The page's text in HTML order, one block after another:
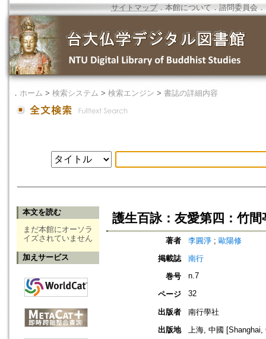
サイトマップ．本館について ． 諮問委員会 ．
． ホーム > 検索システム > 検索エンジン > 書誌の詳細内容
本文を読む
まだ本館にオーソラ
イズされていません
加えサービス
護生百詠：友愛第四：竹間
著者 李圓淨 ; 歐陽修
掲載誌
南行
巻号
n.7
ページ 32
出版者
南行學社
出版地
上海, 中國 [Shanghai,